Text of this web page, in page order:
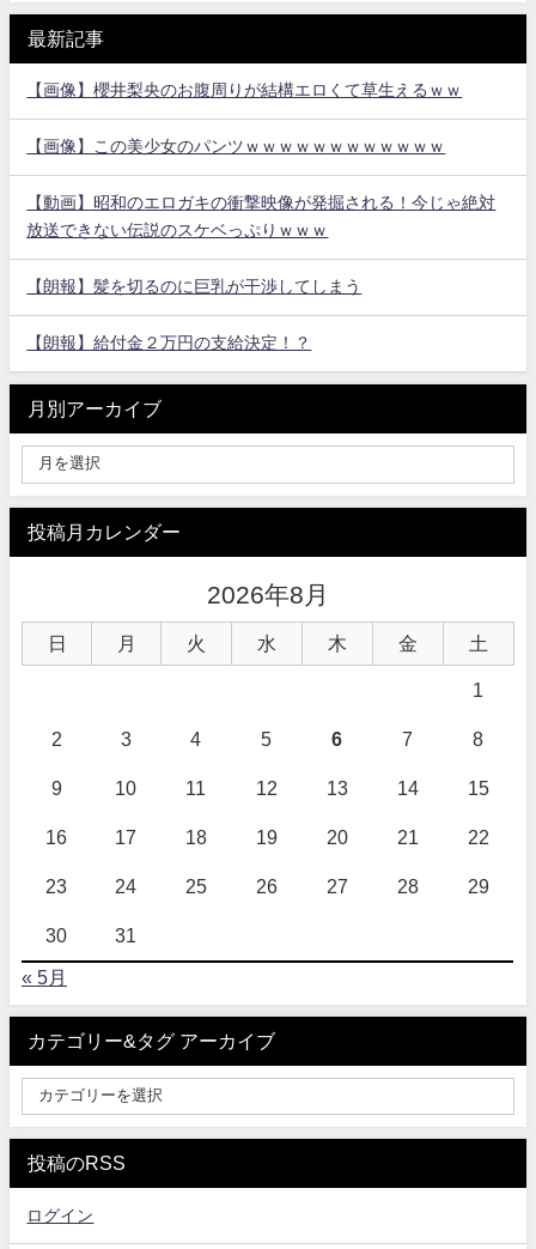
最新記事
【画像】櫻井梨央のお腹周りが結構エロくて草生えるｗｗ
【画像】この美少女のパンツｗｗｗｗｗｗｗｗｗｗｗｗ
【動画】昭和のエロガキの衝撃映像が発掘される！今じゃ絶対
放送できない伝説のスケベっぷりｗｗｗ
【朗報】髪を切るのに巨乳が干渉してしまう
【朗報】給付金２万円の支給決定！？
月別アーカイブ
投稿月カレンダー
2026年8月
日 月 火 水 木 金 土
1
2 3 4 5 6 7 8
9 10 11 12 13 14 15
16 17 18 19 20 21 22
23 24 25 26 27 28 29
30 31
« 5月
カテゴリー&タグ アーカイブ
投稿のRSS
ログイン